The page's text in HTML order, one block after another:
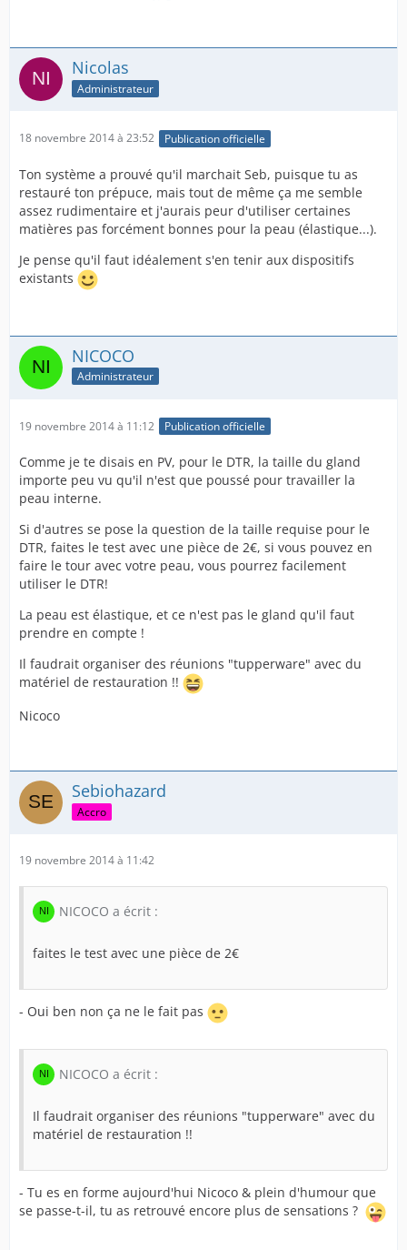
Nicolas
Administrateur
18 novembre 2014 à 23:52 Publication officielle
Ton système a prouvé qu'il marchait Seb, puisque tu as
restauré ton prépuce, mais tout de même ça me semble
assez rudimentaire et j'aurais peur d'utiliser certaines
matières pas forcément bonnes pour la peau (élastique...).
Je pense qu'il faut idéalement s'en tenir aux dispositifs
existants
NICOCO
Administrateur
19 novembre 2014 à 11:12 Publication officielle
Comme je te disais en PV, pour le DTR, la taille du gland
importe peu vu qu'il n'est que poussé pour travailler la
peau interne.
Si d'autres se pose la question de la taille requise pour le
DTR, faites le test avec une pièce de 2€, si vous pouvez en
faire le tour avec votre peau, vous pourrez facilement
utiliser le DTR!
La peau est élastique, et ce n'est pas le gland qu'il faut
prendre en compte !
Il faudrait organiser des réunions "tupperware" avec du
matériel de restauration !!
Nicoco
Sebiohazard
Accro
19 novembre 2014 à 11:42
NICOCO a écrit :
faites le test avec une pièce de 2€
- Oui ben non ça ne le fait pas
NICOCO a écrit :
Il faudrait organiser des réunions "tupperware" avec du
matériel de restauration !!
- Tu es en forme aujourd'hui Nicoco & plein d'humour que
se passe-t-il, tu as retrouvé encore plus de sensations ?